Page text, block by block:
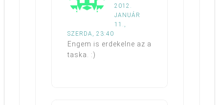
2012.
JANUÁR
11.,
SZERDA, 23:40
Engem is erdekelne az a
taska. :)